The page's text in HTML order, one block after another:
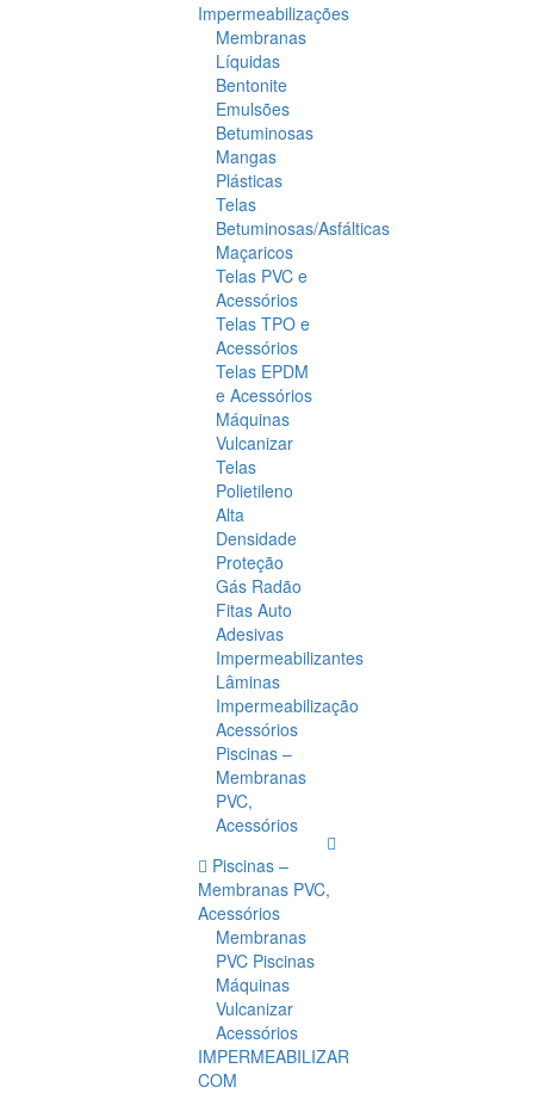
Impermeabilizações
Membranas
Líquidas
Bentonite
Emulsões
Betuminosas
Mangas
Plásticas
Telas
Betuminosas/Asfálticas
Maçaricos
Telas PVC e
Acessórios
Telas TPO e
Acessórios
Telas EPDM
e Acessórios
Máquinas
Vulcanizar
Telas
Polietileno
Alta
Densidade
Proteção
Gás Radão
Fitas Auto
Adesivas
Impermeabilizantes
Lâminas
Impermeabilização
Acessórios
Piscinas –
Membranas
PVC,
Acessórios
Piscinas –
Membranas PVC,
Acessórios
Membranas
PVC Piscinas
Máquinas
Vulcanizar
Acessórios
IMPERMEABILIZAR
COM